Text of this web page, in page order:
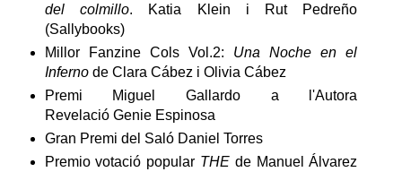
del colmillo. Katia Klein i Rut Pedreño
(Sallybooks)
Millor Fanzine Cols Vol.2: Una Noche en el
Infernode Clara Cábez i Olivia Cábez
Premi Miguel Gallardo a l'Autora
Revelació Genie Espinosa
Gran Premi del Saló Daniel Torres
Premio votació popular THE de Manuel Álvarez